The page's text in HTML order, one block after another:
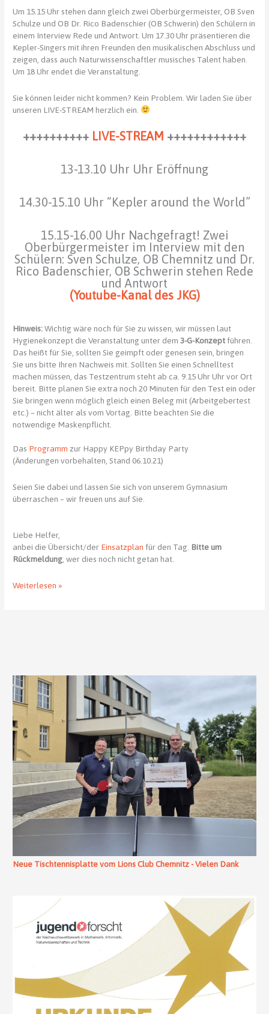
Um 15.15 Uhr stehen dann gleich zwei Oberbürgermeister, OB Sven
Schulze und OB Dr. Rico Badenschier (OB Schwerin) den Schülern in
einem Interview Rede und Antwort. Um 17.30 Uhr präsentieren die
Kepler-Singers mit ihren Freunden den musikalischen Abschluss und
zeigen, dass auch Naturwissenschaftler musisches Talent haben.
Um 18 Uhr endet die Veranstaltung.
Sie können leider nicht kommen? Kein Problem. Wir laden Sie über
unseren LIVE-STREAM herzlich ein.
++++++++++ LIVE-STREAM ++++++++++++
13-13.10 Uhr Uhr Eröffnung
14.30-15.10 Uhr “Kepler around the World”
15.15-16.00 Uhr Nachgefragt! Zwei
Oberbürgermeister im Interview mit den
Schülern: Sven Schulze, OB Chemnitz und Dr.
Rico Badenschier, OB Schwerin stehen Rede
und Antwort
(Youtube-Kanal des JKG)
Hinweis:Wichtig wäre noch für Sie zu wissen, wir müssen laut
Hygienekonzept die Veranstaltung unter dem3-G-Konzept führen.
Das heißt für Sie, sollten Sie geimpft oder genesen sein, bringen
Sie uns bitte Ihren Nachweis mit. Sollten Sie einen Schnelltest
machen müssen, das Testzentrum steht ab ca. 9.15 Uhr Uhr vor Ort
bereit. Bitte planen Sie extra noch 20 Minuten für den Test ein oder
Sie bringen wenn möglich gleich einen Beleg mit (Arbeitgebertest
etc.) – nicht älter als vom Vortag. Bitte beachten Sie die
notwendige Maskenpflicht.
Das Programm zur Happy KEPpy Birthday Party
(Änderungen vorbehalten, Stand 06.10.21)
Seien Sie dabei und lassen Sie sich von unserem Gymnasium
überraschen – wir freuen uns auf Sie.
Liebe Helfer,
anbei die Übersicht/der Einsatzplan für den Tag. Bitte um
Rückmeldung , wer dies noch nicht getan hat.
Die
das
Programm
steht
:)
Weiterlesen »
Neue Tischtennisplatte vom Lions Club Chemnitz - Vielen Dank